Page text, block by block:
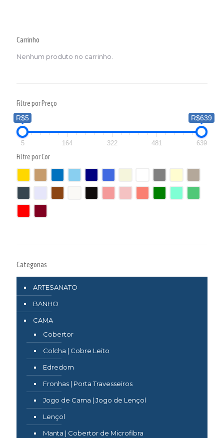
Carrinho
Nenhum produto no carrinho.
Filtre por Preço
R$5
R$639
5 164 322 481 639
Filtre por Cor
Categorias
ARTESANATO
BANHO
CAMA
Cobertor
Colcha | Cobre Leito
Edredom
Fronhas | Porta Travesseiros
Jogo de Cama | Jogo de Lençol
Lençol
Manta | Cobertor de Microfibra